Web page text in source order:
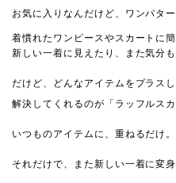
お気に入りなんだけど、ワンパター
着慣れたワンピースやスカートに
新しい一着に見えたり、また気分
だけど、どんなアイテムをプラス
解決してくれるのが「ラッフルスカ
いつものアイテムに、重ねるだけ。
それだけで、また新しい一着に変身